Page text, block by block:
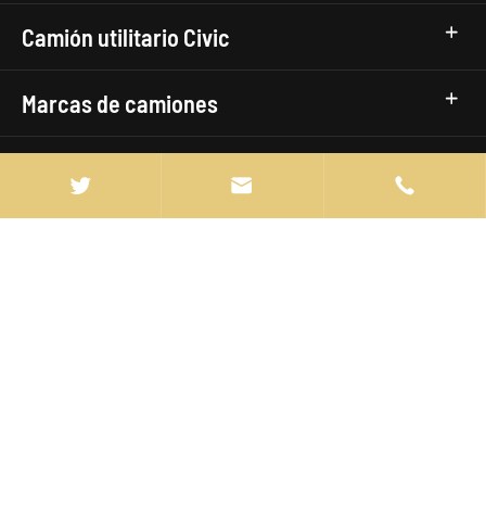
Camión utilitario Civic
Marcas de camiones
 